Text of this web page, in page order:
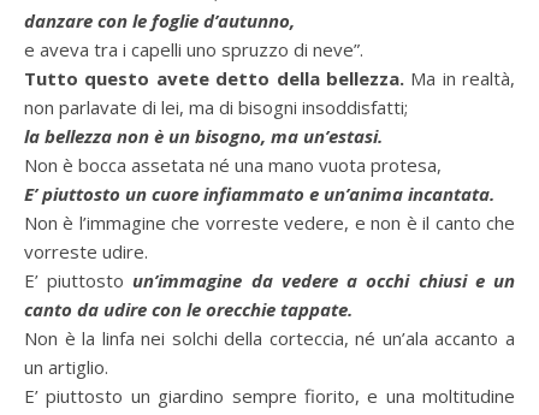
danzare con le foglie d’autunno,
e aveva tra i capelli uno spruzzo di neve”.
Tutto questo avete detto della bellezza. Ma in realtà,
non parlavate di lei, ma di bisogni insoddisfatti;
la bellezza non è un bisogno, ma un’estasi.
Non è bocca assetata né una mano vuota protesa,
E’ piuttosto un cuore infiammato e un’anima incantata.
Non è l’immagine che vorreste vedere, e non è il canto che
vorreste udire.
E’ piuttostoun’immagine da vedere a occhi chiusi e un
canto da udire con le orecchie tappate.
Non è la linfa nei solchi della corteccia, né un’ala accanto a
un artiglio.
E’ piuttosto un giardino sempre fiorito, e una moltitudine